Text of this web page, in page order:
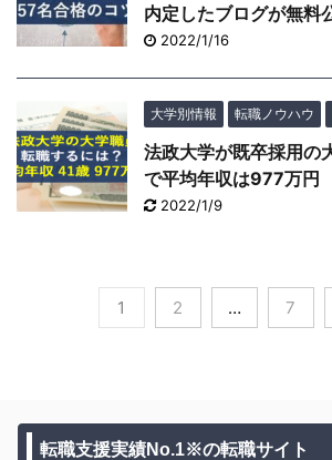
内定したブログが無料
2022/1/16
大学別情報 転職ノウハウ
法政大学が既卒採用の
で平均年収は977万円
2022/1/9
1 2 … 7
転職支援実績No.1※の転職サイト